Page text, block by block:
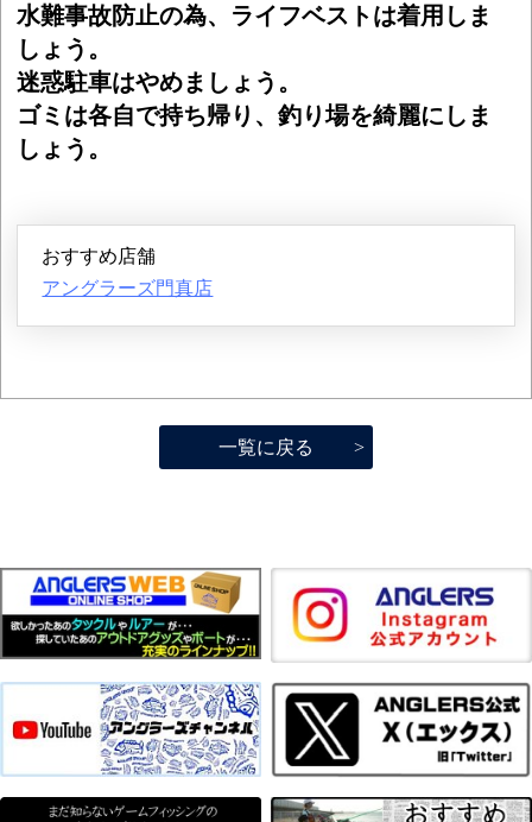
水難事故防止の為、ライフベストは着用しま
しょう。
迷惑駐車はやめましょう。
ゴミは各自で持ち帰り、釣り場を綺麗にしま
しょう。
おすすめ店舗
アングラーズ門真店
一覧に戻る